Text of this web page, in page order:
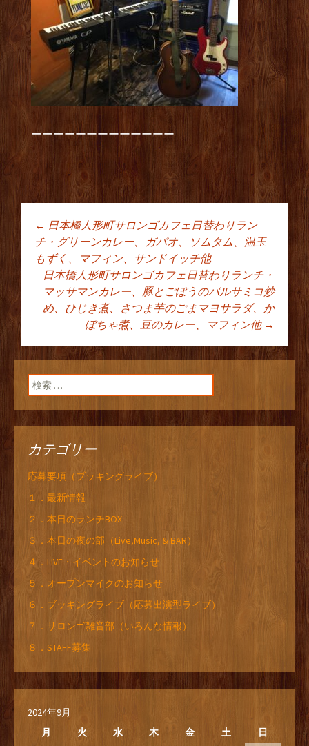
ーーーーーーーーーーーーー
投稿ナビゲーショ
ン
← 日本橋人形町サロンゴカフェ日替わりラン
チ・グリーンカレー、ガパオ、ソムタム、温玉
もずく、マフィン、サンドイッチ他
日本橋人形町サロンゴカフェ日替わりランチ・
マッサマンカレー、豚とごぼうのバルサミコ炒
め、ひじき煮、さつま芋のごまマヨサラダ、か
ぼちゃ煮、豆のカレー、マフィン他 →
検索:
カテゴリー
応募要項（ブッキングライブ）
１．最新情報
２．本日のランチBOX
３．本日の夜の部（Live,Music, & BAR）
４．LIVE・イベントのお知らせ
５．オープンマイクのお知らせ
６．ブッキングライブ（応募出演型ライブ）
７．サロンゴ雑音部（いろんな情報）
８．STAFF募集
2024年9月
月
火 水 木 金 土 日